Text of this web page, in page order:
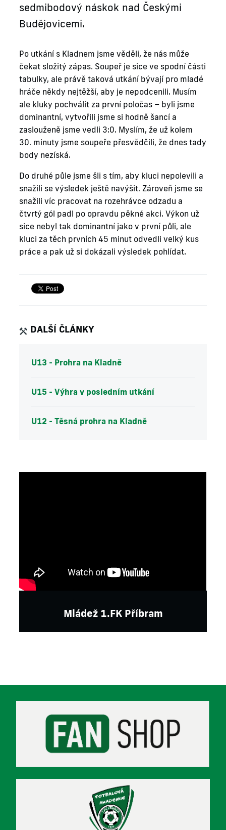
sedmibodový náskok nad Českými
Budějovicemi.
Po utkání s Kladnem jsme věděli, že nás může
čekat složitý zápas. Soupeř je sice ve spodní části
tabulky, ale právě taková utkání bývají pro mladé
hráče někdy nejtěžší, aby je nepodcenili. Musím
ale kluky pochválit za první poločas – byli jsme
dominantní, vytvořili jsme si hodně šancí a
zaslouženě jsme vedli 3:0. Myslím, že už kolem
30. minuty jsme soupeře přesvědčili, že dnes tady
body nezíská.
Do druhé půle jsme šli s tím, aby kluci nepolevili a
snažili se výsledek ještě navýšit. Zároveň jsme se
snažili víc pracovat na rozehrávce odzadu a
čtvrtý gól padl po opravdu pěkné akci. Výkon už
sice nebyl tak dominantní jako v první půli, ale
kluci za těch prvních 45 minut odvedli velký kus
práce a pak už si dokázali výsledek pohlídat.
DALŠÍ ČLÁNKY
U13 - Prohra na Kladně
U15 - Výhra v posledním utkání
U12 - Těsná prohra na Kladně
Mládež 1.FK Příbram